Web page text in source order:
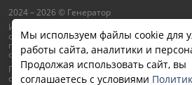
2024 – 2026 © Генератор
Информация на сайте не является
содержать неточности. Цены и другая
приблизительно и могут отличатся от
обработки заказа.
Продолжая работу с сайтом, вы даете
сайтом cookies и обработку персональных
Мы используем файлы cookie для
работы сайта, аналитики и
Продолжая использовать сайт, вы
соглашаетесь с условиями